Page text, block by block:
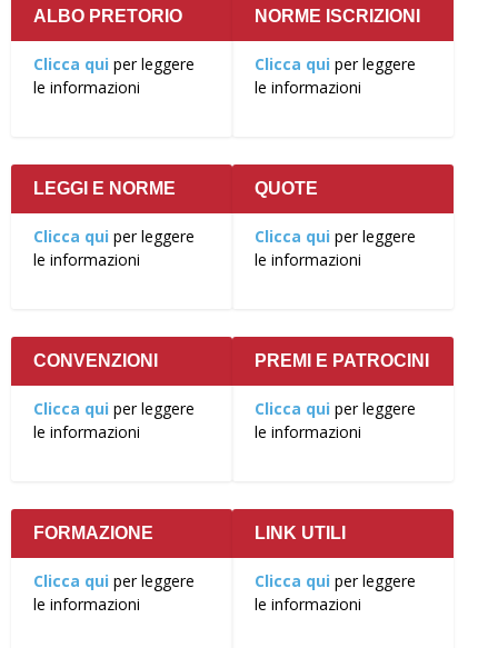
ALBO PRETORIO
Clicca qui per leggere
le informazioni
NORME ISCRIZIONI
Clicca qui per leggere
le informazioni
LEGGI E NORME
Clicca qui per leggere
le informazioni
QUOTE
Clicca qui per leggere
le informazioni
CONVENZIONI
Clicca qui per leggere
le informazioni
PREMI E PATROCINI
Clicca qui per leggere
le informazioni
FORMAZIONE
Clicca qui per leggere
le informazioni
LINK UTILI
Clicca qui per leggere
le informazioni